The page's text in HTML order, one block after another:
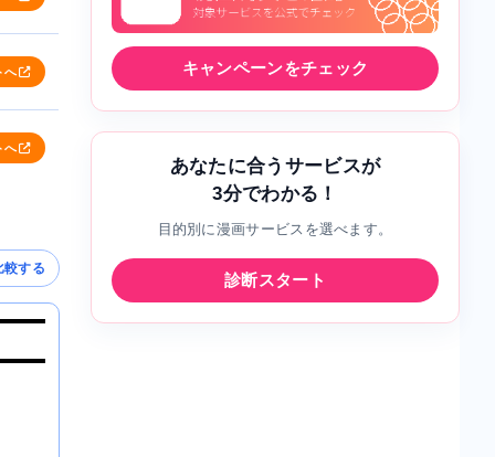
へ
へ
較する
キャンペーンをチェック
あなたに合うサービスが
3分でわかる！
目的別に漫画サービスを選べます。
診断スタート